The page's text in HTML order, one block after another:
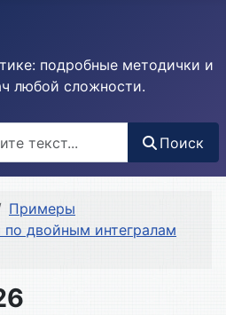
подробные методички и
любой сложности.
Поиск
Примеры
двойным интегралам